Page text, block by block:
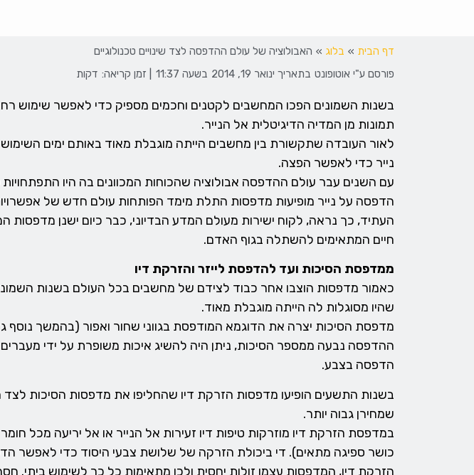
דף הבית » בלוג » האבולוציה של עולם ההדפסה לצד שינויים טכנולוגיים
פורסם ע"י אוטופונט בתאריך ינואר 19, 2014 בשעה | זמן קריאה: דקות
בשנות השמונים הפכו המחשבים לקטנים וחכמים מספיק כדי לאפשר שימוש
תמונות מן המדיה הדיגיטלית אל הנייר.
לאור העובדה שתקשורת בין מחשבים הייתה מוגבלת מאוד באותם ימים
נייר כדי לאפשר הפצה.
עם השנים עבר עולם ההדפסה אבולוציה שהכוחות המכוונים בה היו
הדפסה על נייר מופיעות מדפסות התלת מימד הפותחות עולם חדש של
העתיד, כך נראה, לקוח ישירות מעולם המדע הבדיוני, כבר כיום ישנן מדפסות
חיים המתאימים להשתלה בגוף האדם.
ממדפסת הסיכות ועד להדפסת לייזר והזרקת דיו
כאמור מדפסות הוצבו אחר כבוד לצידם של מחשבים בכל העולם בשנות
שהיו מסוגלות לה הייתה מוגבלת מאוד.
מדפסת הסיכות יצרה את הדוגמא המודפסת בגווני שחור ואפור (בהמשך
ההדפסה נבעה ממספר הסיכות, ניתן היה להשיג איכות משופרת על ידי
הדפסה בצבע.
בשנות התשעים הופיעו מדפסות הזרקת דיו שהחליפו את מדפסות הסיכות
שמחירן גבוה יותר.
במדפסת הזרקת דיו מוזרקות טיפות דיו זעירות אל הנייר או אל יריעה מכל
כושר ספיגה מתאים). די ביכולת הזרקה של שלושת צבעי היסוד כדי לאפשר
הזרקת דיו, המדפסות עצמן זולות יחסית ולכן מתאימות כל כך לשימוש ביתי.